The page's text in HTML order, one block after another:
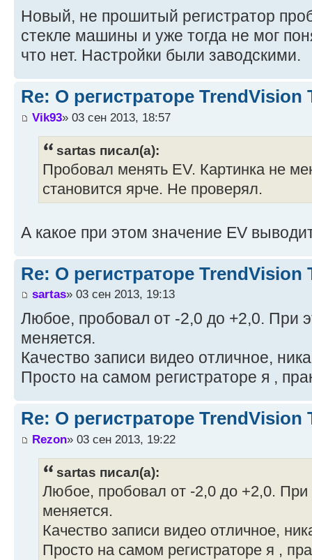
Новый, не прошитый регистратор
стекле машины и уже тогда не мог
что нет. Настройки были заводскими.
Re: О регистраторе TrendVision
Vik93» 03 сен 2013, 18:57
sartas писал(а):
Пробовал менять EV. Картинка не
становится ярче. Не проверял.
А какое при этом значение EV
Re: О регистраторе TrendVision
sartas» 03 сен 2013, 19:13
Любое, пробовал от -2,0 до +2,0. При
меняется.
Качество записи видео отличное,
Просто на самом регистраторе я ,
Re: О регистраторе TrendVision
Rezon» 03 сен 2013, 19:22
sartas писал(а):
Любое, пробовал от -2,0 до +2,0. При
меняется.
Качество записи видео отличное,
Просто на самом регистраторе я ,